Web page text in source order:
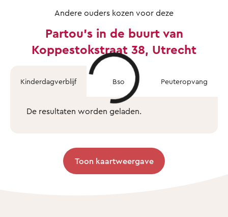
Andere ouders kozen voor deze
Partou's in de buurt van
Koppestokstraat 38, Utrecht
Kinderdagverblijf Bso Peuteropvang
De resultaten worden geladen.
Toon kaartweergave